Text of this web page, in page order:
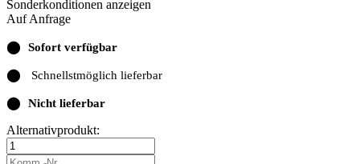
Sonderkonditionen anzeigen
Auf Anfrage
⬤ Sofort verfügbar
⬤ Schnellstmöglich lieferbar
⬤ Nicht lieferbar
Alternativprodukt: